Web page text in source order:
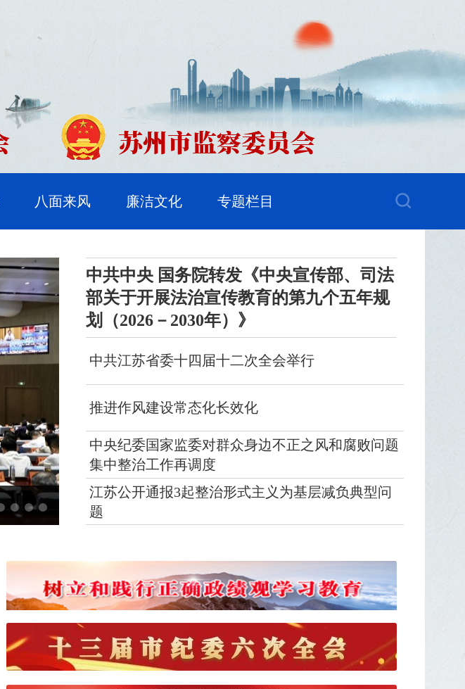
八面来风 廉洁文化 专题栏目
江苏苏州姑苏区32号街坊 历史文化和现代生活融为一体
中共中央 国务院转发《中央宣传部、司法
部关于开展法治宣传教育的第九个五年规
划（2026－2030年）》
中共江苏省委十四届十二次全会举行
推进作风建设常态化长效化
中央纪委国家监委对群众身边不正之风和腐败问题
集中整治工作再调度
江苏公开通报3起整治形式主义为基层减负典型问
题